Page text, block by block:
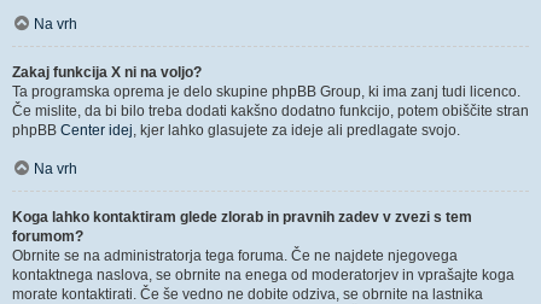
Na vrh
Zakaj funkcija X ni na voljo?
Ta programska oprema je delo skupine phpBB Group, ki ima zanj tudi licenco.
Če mislite, da bi bilo treba dodati kakšno dodatno funkcijo, potem obiščite stran
phpBB Center idej, kjer lahko glasujete za ideje ali predlagate svojo.
Na vrh
Koga lahko kontaktiram glede zlorab in pravnih zadev v zvezi s tem
forumom?
Obrnite se na administratorja tega foruma. Če ne najdete njegovega
kontaktnega naslova, se obrnite na enega od moderatorjev in vprašajte koga
morate kontaktirati. Če še vedno ne dobite odziva, se obrnite na lastnika